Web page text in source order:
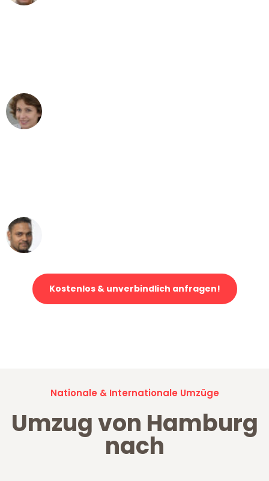
Kostenlos & unverbindlich anfragen!
Nationale & Internationale Umzüge
Umzug von Hamburg
nach